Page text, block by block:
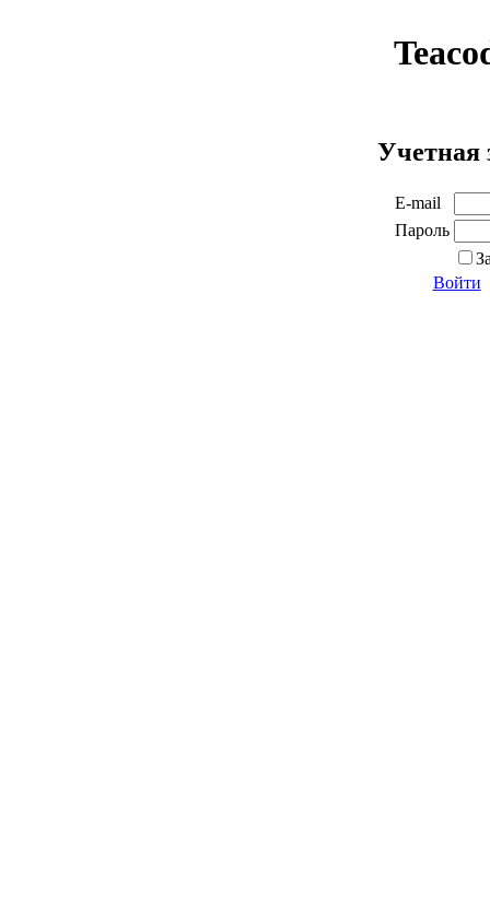
Учетная
E-mail
Пароль
Войти